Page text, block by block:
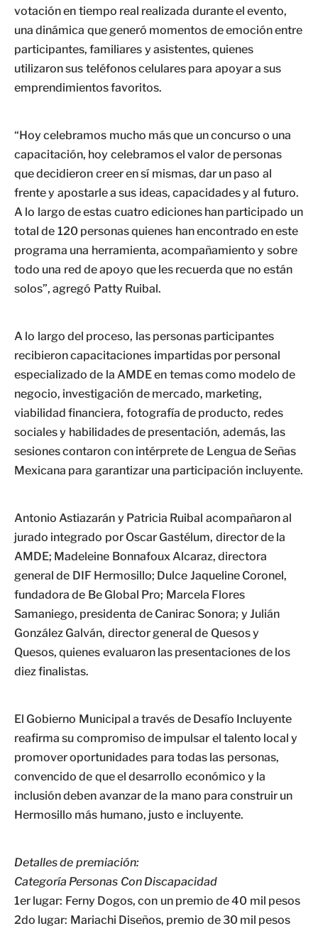
votación en tiempo real realizada durante el evento,
una dinámica que generó momentos de emoción entre
participantes, familiares y asistentes, quienes
utilizaron sus teléfonos celulares para apoyar a sus
emprendimientos favoritos.
“Hoy celebramos mucho más que un concurso o una
capacitación, hoy celebramos el valor de personas
que decidieron creer en sí mismas, dar un paso al
frente y apostarle a sus ideas, capacidades y al futuro.
A lo largo de estas cuatro ediciones han participado un
total de 120 personas quienes han encontrado en este
programa una herramienta, acompañamiento y sobre
todo una red de apoyo que les recuerda que no están
solos”, agregó Patty Ruibal.
A lo largo del proceso, las personas participantes
recibieron capacitaciones impartidas por personal
especializado de la AMDE en temas como modelo de
negocio, investigación de mercado, marketing,
viabilidad financiera, fotografía de producto, redes
sociales y habilidades de presentación, además, las
sesiones contaron con intérprete de Lengua de Señas
Mexicana para garantizar una participación incluyente.
Antonio Astiazarán y Patricia Ruibal acompañaron al
jurado integrado por Oscar Gastélum, director de la
AMDE; Madeleine Bonnafoux Alcaraz, directora
general de DIF Hermosillo; Dulce Jaqueline Coronel,
fundadora de Be Global Pro; Marcela Flores
Samaniego, presidenta de Canirac Sonora; y Julián
González Galván, director general de Quesos y
Quesos, quienes evaluaron las presentaciones de los
diez finalistas.
El Gobierno Municipal a través de Desafío Incluyente
reafirma su compromiso de impulsar el talento local y
promover oportunidades para todas las personas,
convencido de que el desarrollo económico y la
inclusión deben avanzar de la mano para construir un
Hermosillo más humano, justo e incluyente.
Detalles de premiación:
Categoría Personas Con Discapacidad
1er lugar: Ferny Dogos, con un premio de 40 mil pesos
2do lugar: Mariachi Diseños, premio de 30 mil pesos